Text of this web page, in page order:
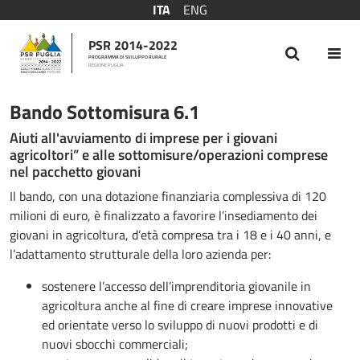
ITA
ENG
PSR 2014-2022
PROGRAMMA DI SVILUPPO RURALE
REGIONE PUGLIA
Bando Sottomisura 6.1
Bando Sottomisura 6.1
Aiuti all'avviamento di imprese per i giovani
agricoltori” e alle sottomisure/operazioni comprese
nel pacchetto giovani
Il bando, con una dotazione finanziaria complessiva di 120
milioni di euro, è finalizzato a favorire l’insediamento dei
giovani in agricoltura, d’età compresa tra i 18 e i 40 anni, e
l’adattamento strutturale della loro azienda per:
sostenere l’accesso dell’imprenditoria giovanile in
agricoltura anche al fine di creare imprese innovative
ed orientate verso lo sviluppo di nuovi prodotti e di
nuovi sbocchi commerciali;